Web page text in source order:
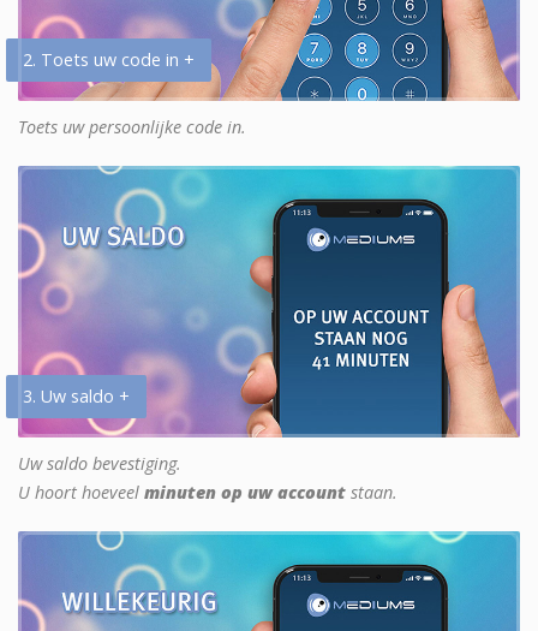
2. Toets uw code in +
Toets uw persoonlijke code in.
3. Uw saldo +
Uw saldo bevestiging.
U hoort hoeveel minuten op uw account staan.